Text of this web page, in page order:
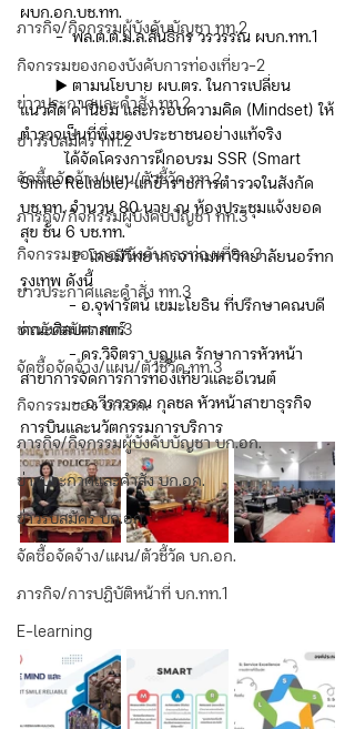
ภารกิจ/กิจกรรมผู้บังคับบัญชา ทท.2
กิจกรรมของกองบังคับการท่องเที่ยว-2
ข่าวประกาศและคำสั่ง ทท.2
ข่าวรับสมัคร ทท.2
จัดซื้อจัดจ้าง/แผน/ตัวชี้วัด ทท.2
ภารกิจ/กิจกรรมผู้บังคับบัญชา ทท.3
กิจกรรมของกองบังคับการท่องเที่ยว 3
ข่าวประกาศและคำสั่ง ทท.3
ข่าวรับสมัคร ทท.3
จัดซื้อจัดจ้าง/แผน/ตัวชี้วัด ทท.3
กิจกรรมของ บก.อก.
ภารกิจ/กิจกรรมผู้บังคับบัญชา บก.อก.
ข่าวประกาศและคำสั่ง บก.อก.
ข่าวรับสมัคร บก.อก.
จัดซื้อจัดจ้าง/แผน/ตัวชี้วัด บก.อก.
ภารกิจ/การปฏิบัติหน้าที่ บก.ทท.1
E-learning
ผบก.อก.บช.ทท.
        -  พล.ต.ต.ม.ล.สันธิกร วรวรรณ ผบก.ทท.1
แนวคิด ค่านิยม และกรอบความคิด (Mindset) ให้
ตำรวจเป็นที่พึ่งของประชาชนอย่างแท้จริง
Smile Reliable) แก่ข้าราชการตำรวจในสังกัด
บช.ทท. จำนวน 80 นาย ณ ห้องประชุมแจ้งยอด
สุข ชั้น 6 บช.ทท.
           🚩 โดยมีวิทยากรจากมหาวิทยาลัยนอร์ทก
รุงเทพ ดังนี้
คณะศิลปศาสตร์
           - ดร.วิจิตรา บุญแล รักษาการหัวหน้า
สาขาการจัดการการท่องเที่ยวและอีเวนต์
            - อ.วีรวรรณ กุลชล หัวหน้าสาขาธุรกิจ
การบินและนวัตกรรมการบริการ